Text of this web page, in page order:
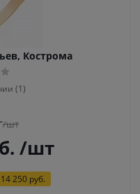
Кострома
(1)
/шт
/шт
14 250 руб.